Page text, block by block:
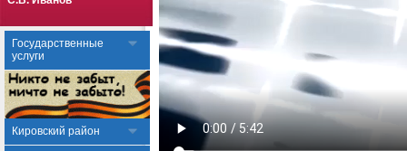
Государственные
услуги
Кировский район